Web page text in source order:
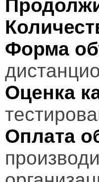
Форма
Оценка
Оплата